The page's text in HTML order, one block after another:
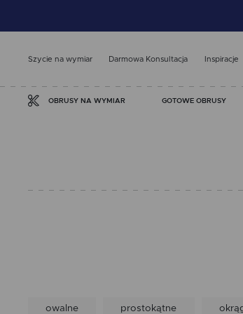
Szycie na wymiar Darmowa Konsultacja Inspiracje
OBRUSY NA WYMIAR GOTOWE OBRUSY
owalne prostokątne